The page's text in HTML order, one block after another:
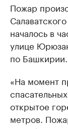
Пожар
началось в
улице
по Башкирии.
«На момент
открытое
метров.